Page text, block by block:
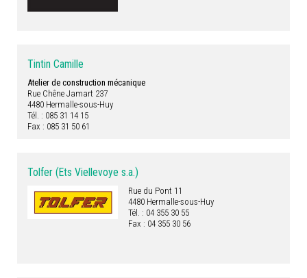
Tintin Camille
Atelier de construction mécanique
Rue Chêne Jamart 237
4480 Hermalle-sous-Huy
Tél. : 085 31 14 15
Fax : 085 31 50 61
Tolfer (Ets Viellevoye s.a.)
Rue du Pont 11
4480 Hermalle-sous-Huy
Tél. : 04 355 30 55
Fax : 04 355 30 56